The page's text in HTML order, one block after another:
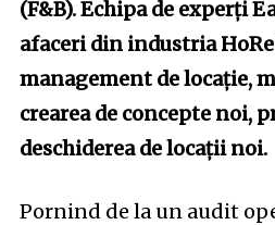
(F&B). Echipa de experți
afaceri din industria
management de locație,
crearea de concepte noi,
deschiderea de locații noi.
Pornind de la un audit